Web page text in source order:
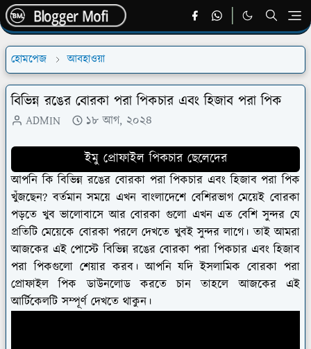
হোমপেজ আবহাওয়া
বিভিন্ন রঙের বোরকা পরা পিকচার এবং হিজাব পরা পিক
ADMIN ১৮ আগ, ২০২৪
ইমু প্রোফাইল পিকচার ছেলেদের
আপনি কি বিভিন্ন রঙের বোরকা পরা পিকচার এবং হিজাব পরা পিক
খুঁজছেন? বর্তমান সময়ে এখন বাংলাদেশে বেশিরভাগ মেয়েই বোরকা
পড়তে খুব ভালোবাসে আর বোরকা গুলো এখন এত বেশি সুন্দর যে
প্রতিটি মেয়েকে বোরকা পরলে দেখতে খুবই সুন্দর লাগে। তাই আমরা
আজকের এই পোস্টে বিভিন্ন রঙের বোরকা পরা পিকচার এবং হিজাব
পরা পিকগুলো শেয়ার করব। আপনি যদি ইসলামিক বোরকা পরা
প্রোফাইল পিক ডাউনলোড করতে চান তাহলে আজকের এই
আর্টিকেলটি সম্পূর্ণ দেখতে থাকুন।